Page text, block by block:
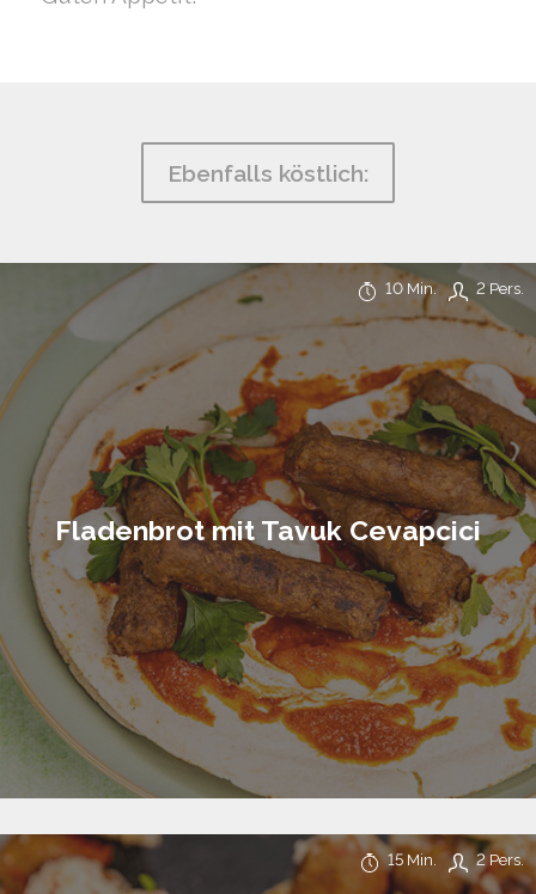
Ebenfalls köstlich:
Fladenbrot mit Tavuk Cevapcici
10 Min. 2 Pers.
15 Min. 2 Pers.